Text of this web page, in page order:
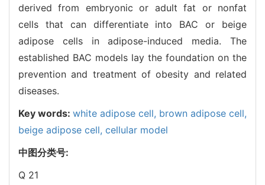
derived from embryonic or adult fat or nonfat
cells that can differentiate into BAC or beige
adipose cells in adipose-induced media. The
established BAC models lay the foundation on the
prevention and treatment of obesity and related
diseases.
Key words: white adipose cell, brown adipose cell,
beige adipose cell, cellular model
中图分类号:
Q 21